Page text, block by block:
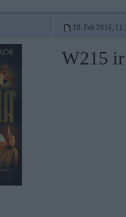
18. Feb 2016,
W215